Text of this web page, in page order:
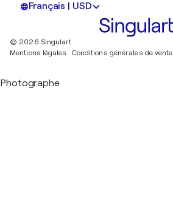
Français | USD
© 2026 Singulart
Mentions légales. Conditions générales de vente
Photographe